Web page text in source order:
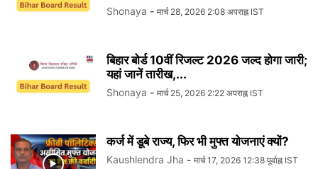
Shonaya - मार्च 28, 2026 2:08 अपराह्न IST
बिहार बोर्ड 10वीं रिजल्ट 2026 जल्द होगा जारी;
यहां जानें तारीख,...
Shonaya - मार्च 25, 2026 2:22 अपराह्न IST
कर्ज में डूबे राज्य, फिर भी मुफ्त योजनाएं क्यों?
Kaushlendra Jha - मार्च 17, 2026 12:38 पूर्वाह्न IST